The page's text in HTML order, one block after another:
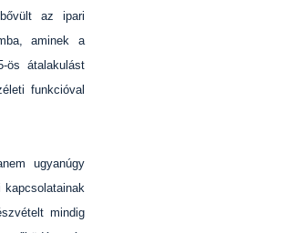
az ipari
aminek a
ös átalakulást
funkcióval
ugyanúgy
kapcsolatainak
mindig